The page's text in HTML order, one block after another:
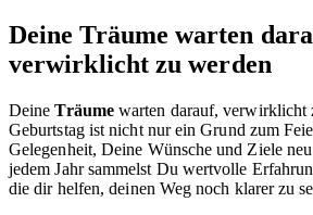
Deine Träume warten
verwirklicht zu werden
DeineTräumewarten darauf, verwirklicht
Geburtstag ist nicht nur ein Grund zum
Gelegenheit, Deine Wünsche und Ziele
jedem Jahr sammelst Du wertvolle
die dir helfen, deinen Weg noch klarer zu